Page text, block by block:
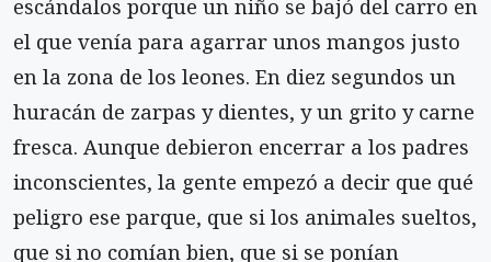
escándalos porque un niño se bajó del carro en
el que venía para agarrar unos mangos justo
en la zona de los leones. En diez se­gundos un
huracán de zarpas y dientes, y un grito y carne
fresca. Aunque debieron encerrar a los padres
inconscientes, la gente empezó a decir que qué
peli­gro ese parque, que si los animales sueltos,
que si no comían bien, que si se ponían